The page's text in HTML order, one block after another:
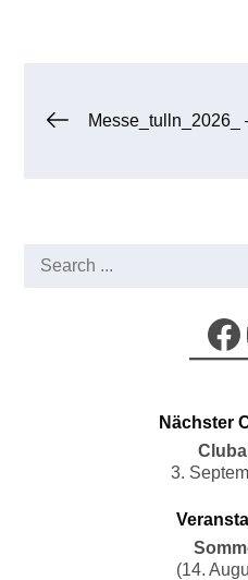
Messe_tulln_2026_
Search
Nächster
3.
(14.